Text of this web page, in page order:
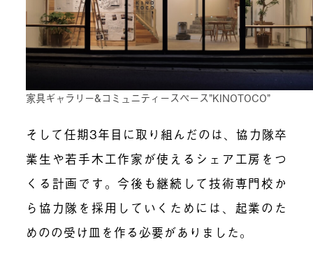
家具ギャラリー&コミュニティースペース”KINOTOCO”
そして任期3年目に取り組んだのは、協力隊卒
業生や若手木工作家が使えるシェア工房をつ
くる計画です。今後も継続して技術専門校か
ら協力隊を採用していくためには、起業のた
めのの受け皿を作る必要がありました。